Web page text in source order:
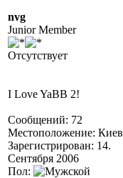
nvg
Junior Member
Отсутствует
I Love YaBB 2!
Сообщений: 72
Местоположение: Киев
Зарегистрирован: 14.
Сентября 2006
Пол: